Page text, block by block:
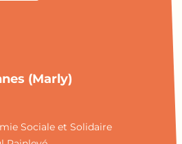
(Marly)
Sociale et Solidaire